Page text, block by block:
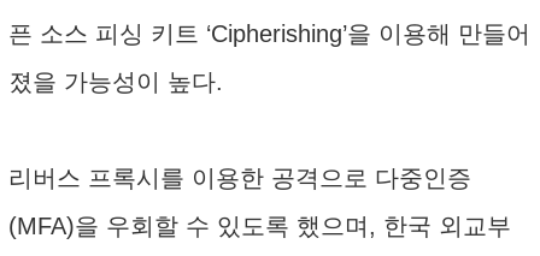
픈 소스 피싱 키트 ‘Cipherishing’을 이용해 만들어
졌을 가능성이 높다.
리버스 프록시를 이용한 공격으로 다중인증
(MFA)을 우회할 수 있도록 했으며, 한국 외교부